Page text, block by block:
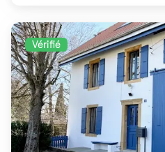
Vérifié